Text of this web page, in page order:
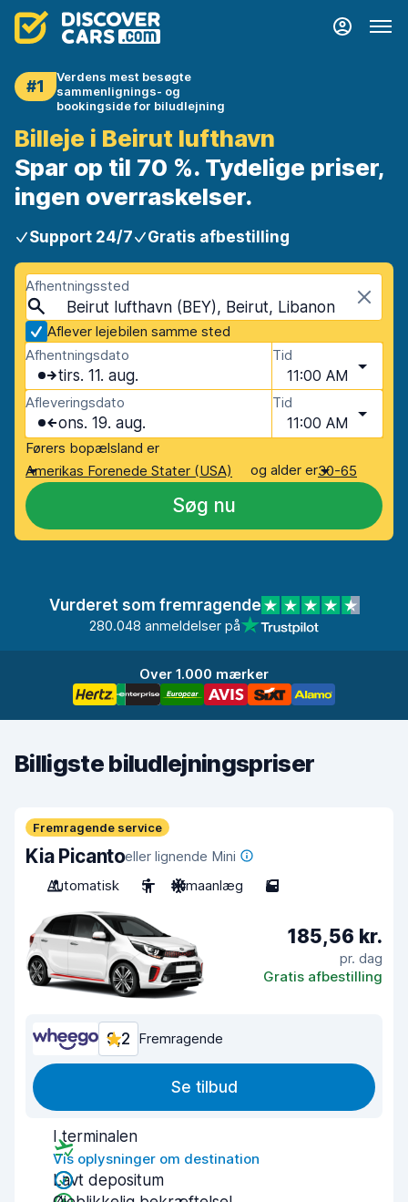
#1
Verdens mest besøgte
sammenlignings- og
bookingside for biludlejning
Billeje i Beirut lufthavn
Spar op til 70 %. Tydelige priser,
ingen overraskelser.
Support 24/7 Gratis afbestilling
Afhentningssted
Beirut lufthavn (BEY), Beirut, Libanon
Aflever lejebilen samme sted
Afhentningsdato
tirs. 11. aug.
Tid
11:00 AM
Afleveringsdato
ons. 19. aug.
Tid
11:00 AM
Førers bopælsland er
Amerikas Forenede Stater (USA)
og alder er30-65
Søg nu
Vurderet som fremragende
280.048 anmeldelser på
Over 1.000 mærker
Billigste biludlejningspriser
Fremragende service
Kia Picantoeller lignende Mini
Automatisk
5 Klimaanlæg 5
185,56 kr.
pr. dag
Gratis afbestilling
9,2 Fremragende
Se tilbud
I terminalen
Vis oplysninger om destination
Lavt depositum